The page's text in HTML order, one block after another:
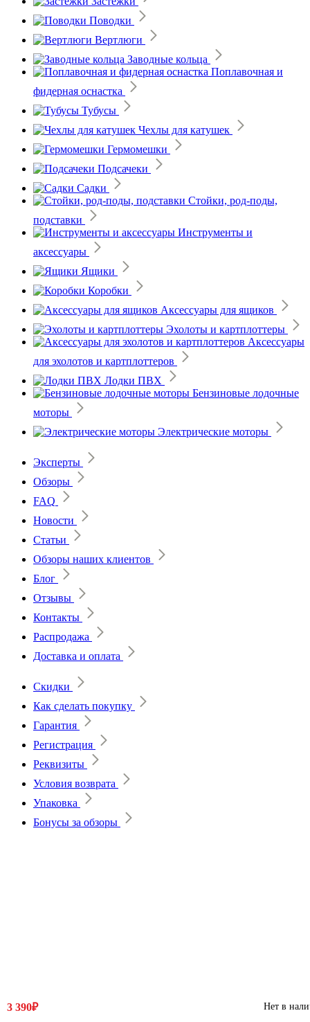
3 390₽ Нет в
Поводки
Вертлюги
Заводные кольца
Поплавочная и
фидерная оснастка
Тубусы
Чехлы для катушек
Гермомешки
Подсачеки
Садки
Стойки, род-поды,
подставки
Инструменты и
аксессуары
Ящики
Коробки
Аксессуары для ящиков
Эхолоты и картплоттеры
Аксессуары
для эхолотов и картплоттеров
Лодки ПВХ
Бензиновые лодочные
моторы
Электрические моторы
Эксперты
Обзоры
FAQ
Новости
Статьи
Обзоры наших клиентов
Блог
Отзывы
Контакты
Распродажа
Доставка и оплата
Скидки
Как сделать покупку
Гарантия
Регистрация
Реквизиты
Условия возврата
Упаковка
Бонусы за обзоры